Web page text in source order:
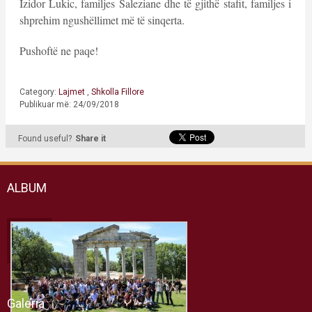
Izidor Lukic, familjes Saleziane dhe të gjithë stafit, familjes i
shprehim ngushëllimet më të sinqerta.
Pushoftë ne paqe!
Category: Lajmet , Shkolla Fillore
Publikuar më: 24/09/2018
Found useful? Share it
ALBUM
Galeria